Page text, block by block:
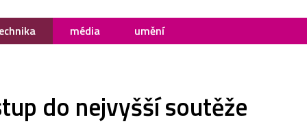
média umění
do nejvyšší soutěže